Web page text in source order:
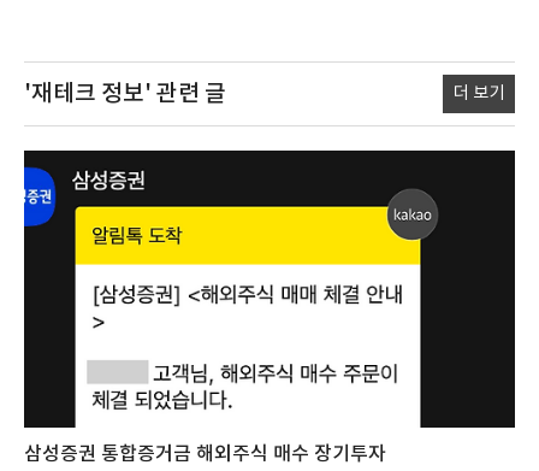
'재테크 정보' 관련 글 더 보기
삼성증권 통합증거금 해외주식 매수 장기투자